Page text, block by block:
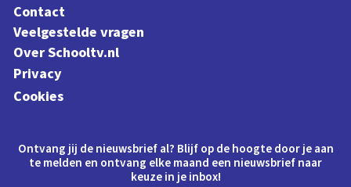
Contact
Veelgestelde vragen
Over Schooltv.nl
Privacy
Cookies
Ontvang jij de nieuwsbrief al? Blijf op de hoogte door je aan
te melden en ontvang elke maand een nieuwsbrief naar
keuze in je inbox!